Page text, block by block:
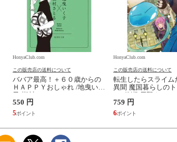
HonyaClub.com
この販売店の送料について
ババア最高！＋６０歳からの
ＨＡＰＰＹおしゃれ /地曳いく
550 円
5
HonyaClub.com
この販売店の送料について
転生したらスライム
異聞 魔国暮らしの
759 円
6